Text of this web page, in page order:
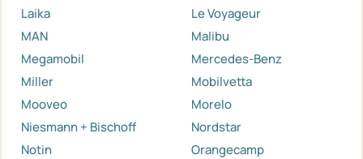
Laika
Le Voyageur
MAN
Malibu
Megamobil
Mercedes-Benz
Miller
Mobilvetta
Mooveo
Morelo
Niesmann + Bischoff
Nordstar
Notin
Orangecamp